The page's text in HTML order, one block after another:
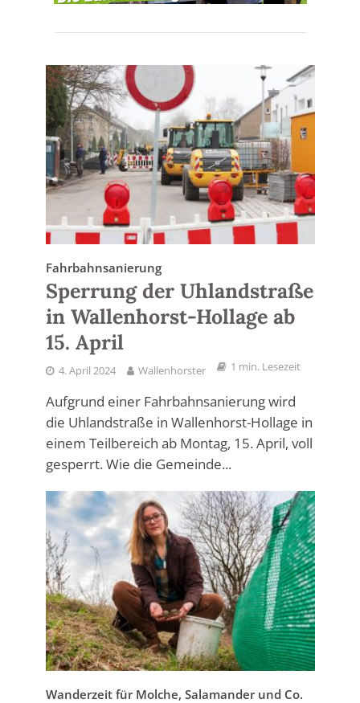
Fahrbahnsanierung
Sperrung der Uhlandstraße
in Wallenhorst-Hollage ab
15. April
4. April 2024 Wallenhorster 1 min. Lesezeit
Aufgrund einer Fahrbahnsanierung wird
die Uhlandstraße in Wallenhorst-Hollage in
einem Teilbereich ab Montag, 15. April, voll
gesperrt. Wie die Gemeinde...
Wanderzeit für Molche, Salamander und Co.